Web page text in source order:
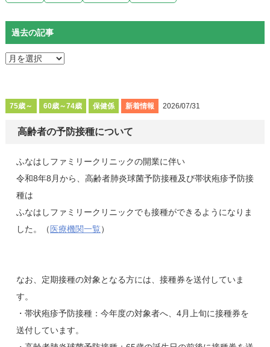
過去の記事
75歳～ 60歳～74歳 保健係 新着情報 2026/07/31
高齢者の予防接種について
ふなはしファミリークリニックの開業に伴い
令和8年8月から、高齢者肺炎球菌予防接種及び帯状疱疹予防接
種は
ふなはしファミリークリニックでも接種ができるようになりま
した。（医療機関一覧）
なお、定期接種の対象となる方には、接種券を送付していま
す。
・帯状疱疹予防接種：今年度の対象者へ、4月上旬に接種券を
送付しています。